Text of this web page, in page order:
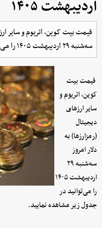
اردیبهشت ۱۴۰۵
قیمت بیت کوین، اتریوم و سایر
سه‌شنبه ۲۹ اردیبهشت ۱۴۰۵ را می‌توانید در جدول زیر مشاهده نمایید.
قیمت بیت
کوین، اتریوم و
سایر ارز‌های
دیجیتال
(رمزارزها) به
دلار امروز
سه‌شنبه ۲۹
اردیبهشت ۱۴۰۵
را می‌توانید در
جدول زیر مشاهده نمایید.